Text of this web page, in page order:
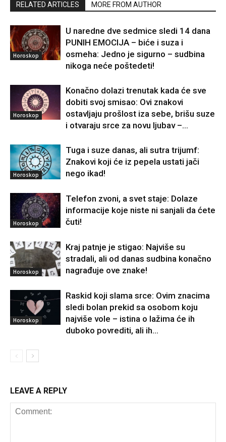
RELATED ARTICLES MORE FROM AUTHOR
Horoskop
U naredne dve sedmice sledi 14 dana
PUNIH EMOCIJA – biće i suza i
osmeha: Jedno je sigurno – sudbina
nikoga neće poštedeti!
Horoskop
Konačno dolazi trenutak kada će sve
dobiti svoj smisao: Ovi znakovi
ostavljaju prošlost iza sebe, brišu suze
i otvaraju srce za novu ljubav –...
Horoskop
Tuga i suze danas, ali sutra trijumf:
Znakovi koji će iz pepela ustati jači
nego ikad!
Horoskop
Telefon zvoni, a svet staje: Dolaze
informacije koje niste ni sanjali da ćete
čuti!
Horoskop
Kraj patnje je stigao: Najviše su
stradali, ali od danas sudbina konačno
nagrađuje ove znake!
Horoskop
Raskid koji slama srce: Ovim znacima
sledi bolan prekid sa osobom koju
najviše vole – istina o lažima će ih
duboko povrediti, ali ih...
LEAVE A REPLY